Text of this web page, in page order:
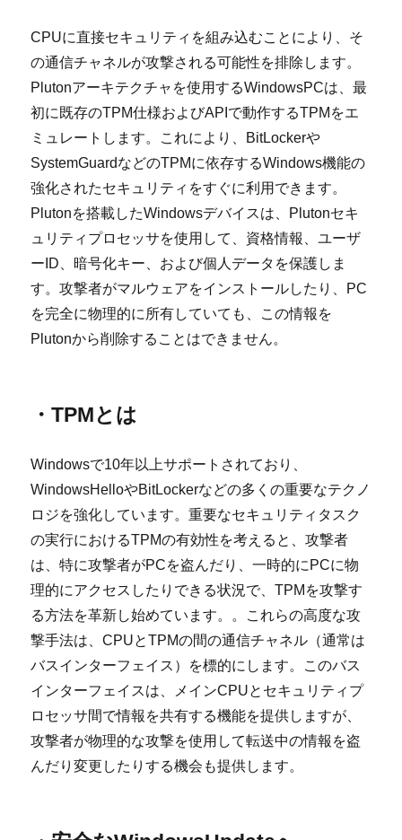
CPUに直接セキュリティを組み込むことにより、そ
の通信チャネルが攻撃される可能性を排除します。
Plutonアーキテクチャを使用するWindowsPCは、最
初に既存のTPM仕様およびAPIで動作するTPMをエ
ミュレートします。これにより、BitLockerや
SystemGuardなどのTPMに依存するWindows機能の
強化されたセキュリティをすぐに利用できます。
Plutonを搭載したWindowsデバイスは、Plutonセキ
ュリティプロセッサを使用して、資格情報、ユーザ
ーID、暗号化キー、および個人データを保護しま
す。攻撃者がマルウェアをインストールしたり、PC
を完全に物理的に所有していても、この情報を
Plutonから削除することはできません。
・TPMとは
Windowsで10年以上サポートされており、
WindowsHelloやBitLockerなどの多くの重要なテクノ
ロジを強化しています。重要なセキュリティタスク
の実行におけるTPMの有効性を考えると、攻撃者
は、特に攻撃者がPCを盗んだり、一時的にPCに物
理的にアクセスしたりできる状況で、TPMを攻撃す
る方法を革新し始めています。。これらの高度な攻
撃手法は、CPUとTPMの間の通信チャネル（通常は
バスインターフェイス）を標的にします。このバス
インターフェイスは、メインCPUとセキュリティプ
ロセッサ間で情報を共有する機能を提供しますが、
攻撃者が物理的な攻撃を使用して転送中の情報を盗
んだり変更したりする機会も提供します。